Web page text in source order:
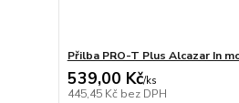
Přilba PRO-T Plus Alcazar In
539,00 Kč/ks
445,45 Kč bez DPH